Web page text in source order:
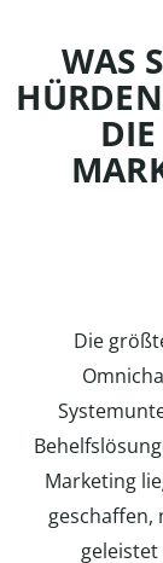
WAS
Die
Marketing
geschaffen,